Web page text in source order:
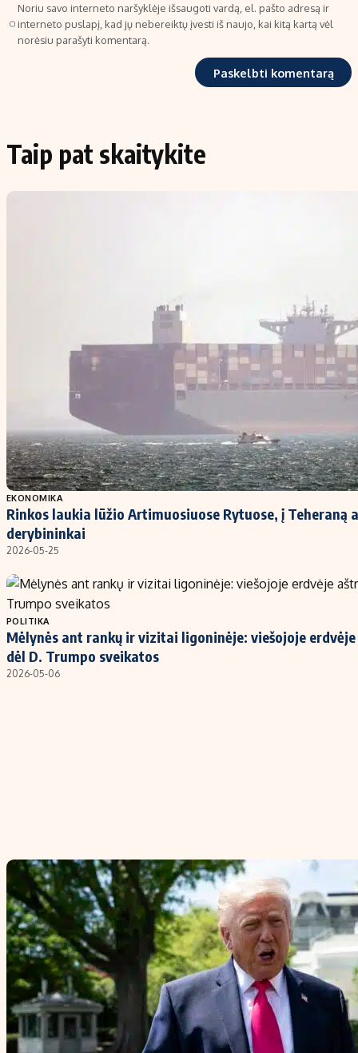
Noriu savo interneto naršyklėje išsaugoti vardą, el. pašto adresą ir
interneto puslapį, kad jų nebereiktų įvesti iš naujo, kai kitą kartą vėl
norėsiu parašyti komentarą.
Taip pat skaitykite
EKONOMIKA
Rinkos laukia lūžio Artimuosiuose Rytuose, į Teheraną
derybininkai
2026-05-25
POLITIKA
Mėlynės ant rankų ir vizitai ligoninėje: viešojoje
dėl D. Trumpo sveikatos
2026-05-06